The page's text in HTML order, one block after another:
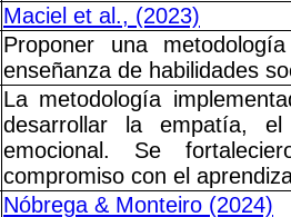
Maciel et al., (2023)
Proponer una
enseñanza de habilidades
La metodología
desarrollar la empatía,
emocional. Se
compromiso con el
Nóbrega & Monteiro (2024)